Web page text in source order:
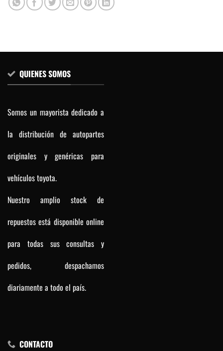
QUIENES SOMOS
Somos un mayorista dedicado a
la distribución de autopartes
originales y genéricas para
vehículos toyota.
Nuestro amplio stock de
repuestos está disponible online
para todas sus consultas y
pedidos, despachamos
diariamente a todo el país.
CONTACTO